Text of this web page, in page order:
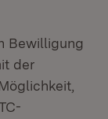
Bewilligung
der